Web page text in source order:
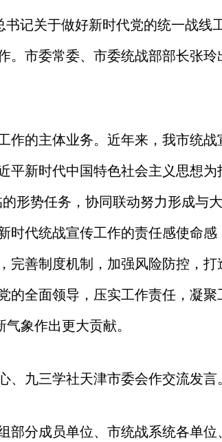
记关于做好新时代党的统一战线
。市委常委、市委统战部部长张玲
作的主体业务。近年来，我市统战
新时代中国特色社会主义思想为
形势任务，协同联动努力形成与
时代统战宣传工作的责任感使命感
完善制度机制，加强风险防控，打
全面领导，压实工作责任，凝聚
象作出更大贡献。
九三学社天津市委会作交流发言
部分成员单位、市统战系统各单位